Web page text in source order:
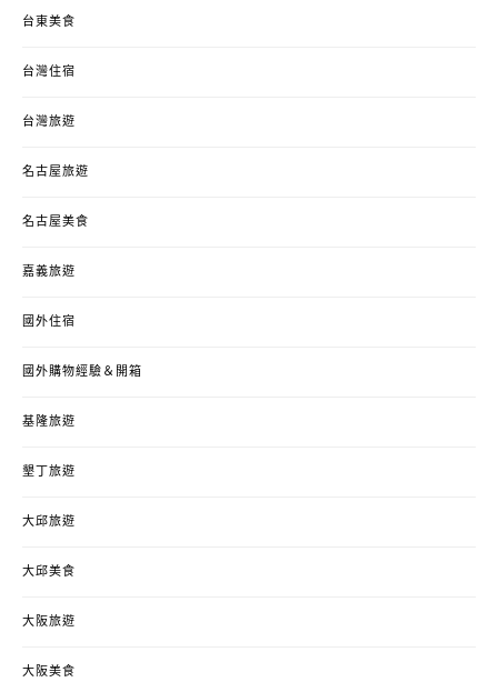
台東美食
台灣住宿
台灣旅遊
名古屋旅遊
名古屋美食
嘉義旅遊
國外住宿
國外購物經驗＆開箱
基隆旅遊
墾丁旅遊
大邱旅遊
大邱美食
大阪旅遊
大阪美食